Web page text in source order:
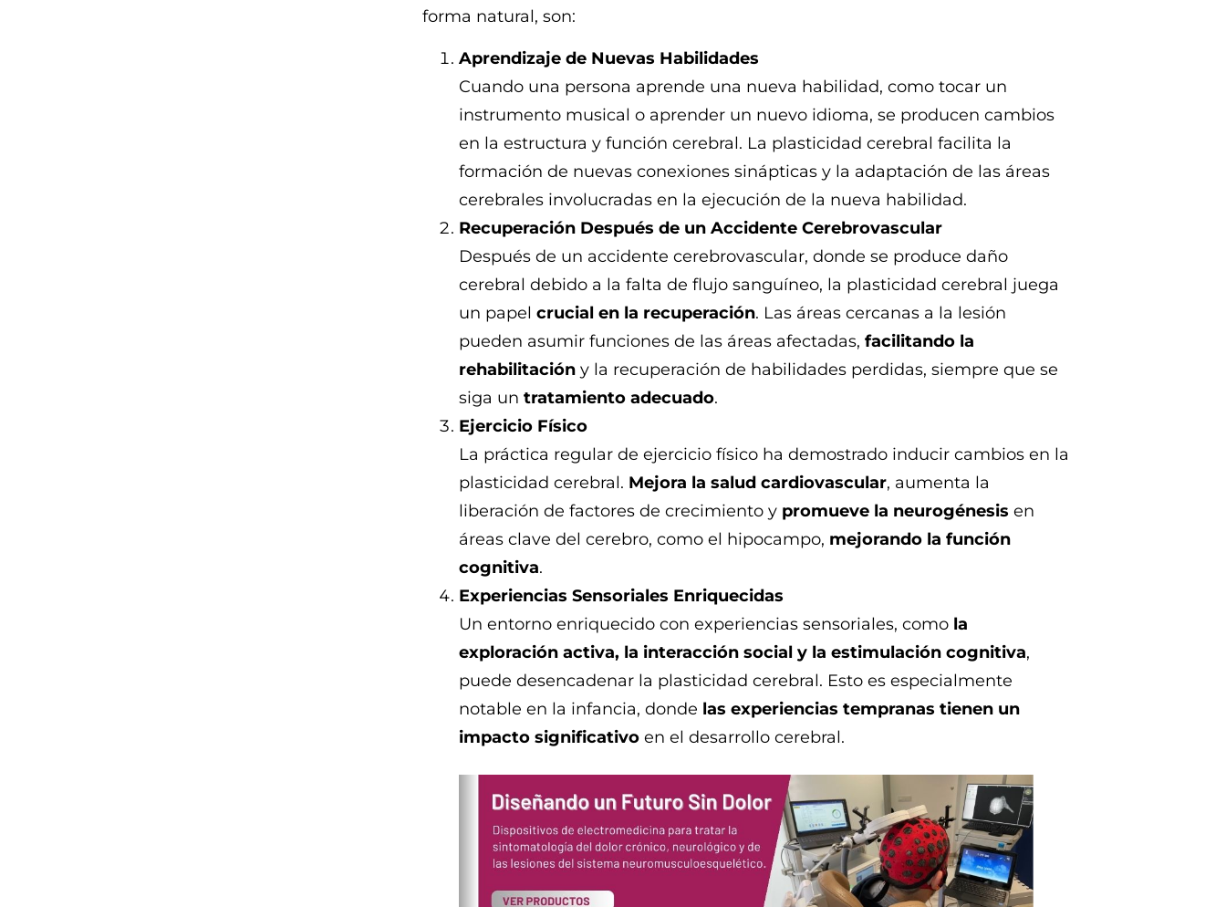
forma natural, son:
Aprendizaje de Nuevas Habilidades
Cuando una persona aprende una nueva habilidad, como tocar un
instrumento musical o aprender un nuevo idioma, se producen cambios
en la estructura y función cerebral. La plasticidad cerebral facilita la
formación de nuevas conexiones sinápticas y la adaptación de las áreas
cerebrales involucradas en la ejecución de la nueva habilidad.
Recuperación Después de un Accidente Cerebrovascular
Después de un accidente cerebrovascular, donde se produce daño
cerebral debido a la falta de flujo sanguíneo, la plasticidad cerebral juega
un papel crucial en la recuperación. Las áreas cercanas a la lesión
pueden asumir funciones de las áreas afectadas, facilitando la
rehabilitacióny la recuperación de habilidades perdidas, siempre que se
siga un tratamiento adecuado.
Ejercicio Físico
La práctica regular de ejercicio físico ha demostrado inducir cambios en la
plasticidad cerebral. Mejora la salud cardiovascular, aumenta la
liberación de factores de crecimiento y promueve la neurogénesis en
áreas clave del cerebro, como el hipocampo, mejorando la función
cognitiva.
Experiencias Sensoriales Enriquecidas
Un entorno enriquecido con experiencias sensoriales, como la
exploración activa, la interacción social y la estimulación cognitiva,
puede desencadenar la plasticidad cerebral. Esto es especialmente
notable en la infancia, donde las experiencias tempranas tienen un
impacto significativoen el desarrollo cerebral.